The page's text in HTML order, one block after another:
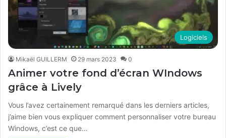
Logiciels
Mikaël GUILLERM 29 mars 2023 0
Animer votre fond d’écran WIndows
grâce à Lively
Vous l’avez certainement remarqué dans les derniers articles,
j’aime bien vous expliquer comment personnaliser votre bureau
Windows, c’est ce que…